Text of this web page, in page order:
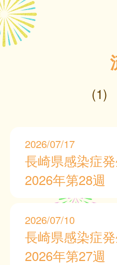
(1)
2026/07/17
長崎県感染症
2026年第28週
2026/07/10
長崎県感染症
2026年第27週